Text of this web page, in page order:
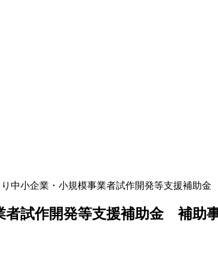
中小企業・小規模事業者試作開発等支援補助
試作開発等支援補助金 補助